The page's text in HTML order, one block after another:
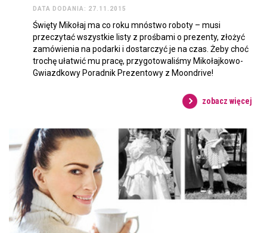
DATA DODANIA: 27.11.2015
Święty Mikołaj ma co roku mnóstwo roboty – musi
przeczytać wszystkie listy z prośbami o prezenty, złożyć
zamówienia na podarki i dostarczyć je na czas. Żeby choć
trochę ułatwić mu pracę, przygotowaliśmy Mikołajkowo-
Gwiazdkowy Poradnik Prezentowy z Moondrive!
zobacz więcej